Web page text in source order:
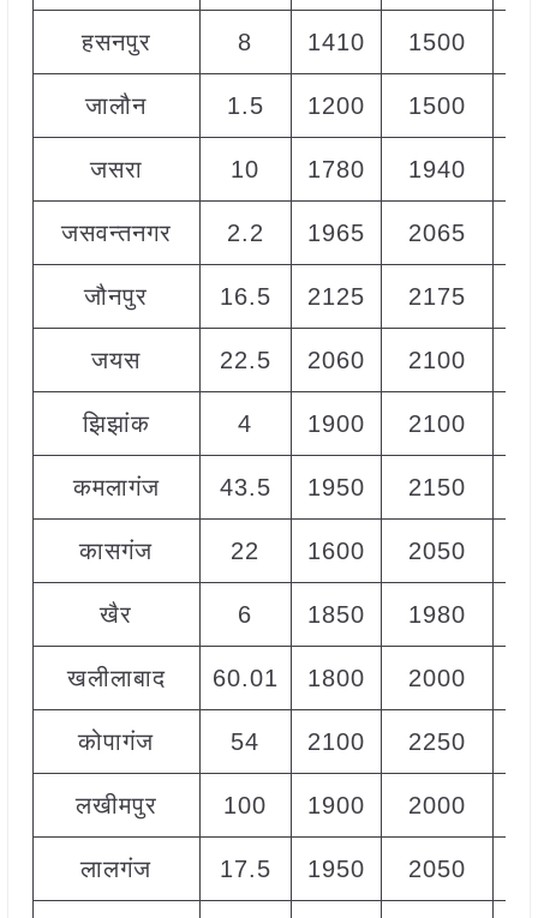
हसनपुर 8 1410 1500
जालौन 1.5 1200 1500
जसरा 10 1780 1940
जसवन्तनगर 2.2 1965 2065
जौनपुर 16.5 2125 2175
जयस 22.5 2060 2100
झिझांक 4 1900 2100
कमलागंज 43.5 1950 2150
कासगंज 22 1600 2050
खैर 6 1850 1980
खलीलाबाद 60.01 1800 2000
कोपागंज 54 2100 2250
लखीमपुर 100 1900 2000
लालगंज 17.5 1950 2050